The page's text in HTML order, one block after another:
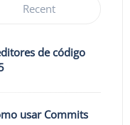
Recent
de código
usar Commits